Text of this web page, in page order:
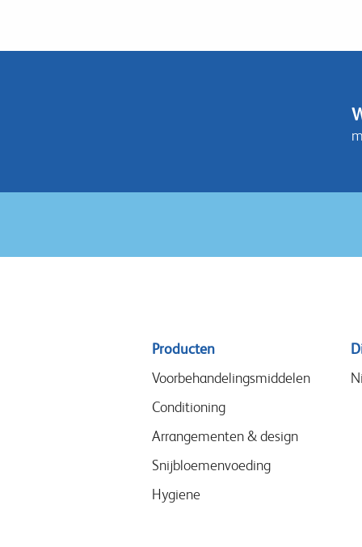
Sitemap
menu
Producten
Voorbehandelingsmiddelen
Conditioning
Arrangementen & design
Snijbloemenvoeding
Hygiene